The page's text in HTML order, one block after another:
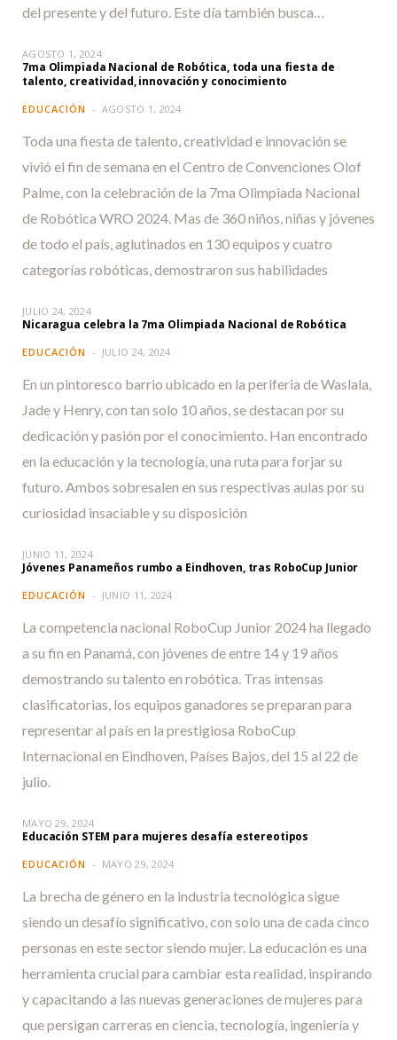
del presente y del futuro. Este día también busca…
AGOSTO 1, 2024
7ma Olimpiada Nacional de Robótica, toda una fiesta de
talento, creatividad, innovación y conocimiento
EDUCACIÓN AGOSTO 1, 2024
Toda una fiesta de talento, creatividad e innovación se
vivió el fin de semana en el Centro de Convenciones Olof
Palme, con la celebración de la 7ma Olimpiada Nacional
de Robótica WRO 2024. Mas de 360 niños, niñas y jóvenes
de todo el país, aglutinados en 130 equipos y cuatro
categorías robóticas, demostraron sus habilidades
JULIO 24, 2024
Nicaragua celebra la 7ma Olimpiada Nacional de Robótica
EDUCACIÓN JULIO 24, 2024
En un pintoresco barrio ubicado en la periferia de Waslala,
Jade y Henry, con tan solo 10 años, se destacan por su
dedicación y pasión por el conocimiento. Han encontrado
en la educación y la tecnología, una ruta para forjar su
futuro. Ambos sobresalen en sus respectivas aulas por su
curiosidad insaciable y su disposición
JUNIO 11, 2024
Jóvenes Panameños rumbo a Eindhoven, tras RoboCup Junior
EDUCACIÓN JUNIO 11, 2024
La competencia nacional RoboCup Junior 2024 ha llegado
a su fin en Panamá, con jóvenes de entre 14 y 19 años
demostrando su talento en robótica. Tras intensas
clasificatorias, los equipos ganadores se preparan para
representar al país en la prestigiosa RoboCup
Internacional en Eindhoven, Países Bajos, del 15 al 22 de
julio.
MAYO 29, 2024
Educación STEM para mujeres desafía estereotipos
EDUCACIÓN MAYO 29, 2024
La brecha de género en la industria tecnológica sigue
siendo un desafío significativo, con solo una de cada cinco
personas en este sector siendo mujer. La educación es una
herramienta crucial para cambiar esta realidad, inspirando
y capacitando a las nuevas generaciones de mujeres para
que persigan carreras en ciencia, tecnología, ingeniería y